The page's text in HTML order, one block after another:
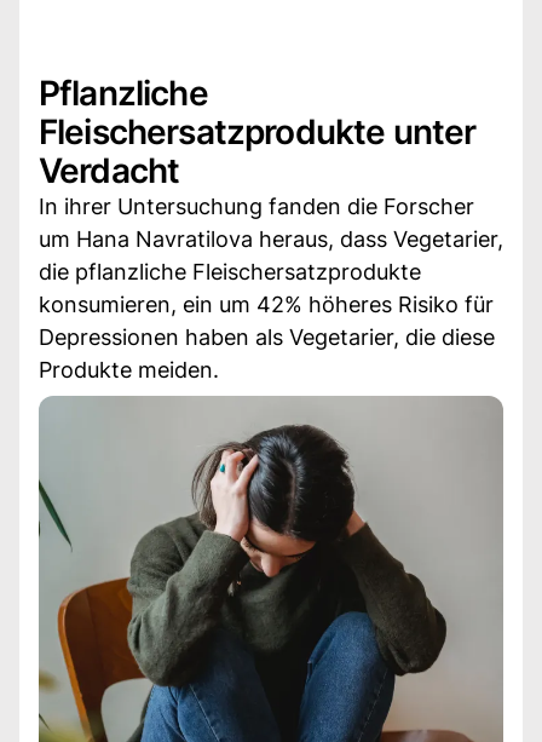
Pflanzliche
Fleischersatzprodukte unter
Verdacht
In ihrer Untersuchung fanden die Forscher
um Hana Navratilova heraus, dass Vegetarier,
die pflanzliche Fleischersatzprodukte
konsumieren, ein um 42% höheres Risiko für
Depressionen haben als Vegetarier, die diese
Produkte meiden.